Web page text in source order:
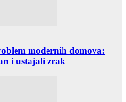
modernih domova:
i ustajali zrak